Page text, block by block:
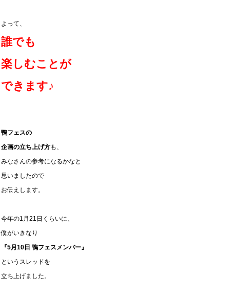
よって、
誰でも
楽しむことが
できます♪
鴨フェスの
企画の立ち上げ方も、
みなさんの参考になるかなと
思いましたので
お伝えします。
今年の1月21日くらいに、
僕がいきなり
『5月10日 鴨フェスメンバー』
というスレッドを
立ち上げました。